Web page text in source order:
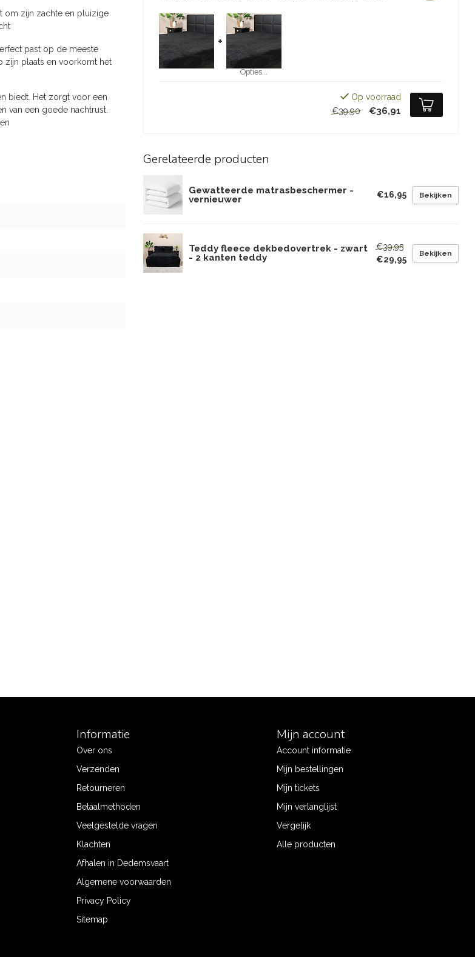
om zijn zachte en pluizige
past op de meeste
zijn plaats en voorkomt het
biedt. Het zorgt voor een
van een goede nachtrust.
+
Opties...
Op voorraad
€39,90
€36,91
Gerelateerde producten
Gewatteerde matrasbeschermer -
vernieuwer
€16,95 Bekijken
Teddy fleece dekbedovertrek - zwart
- 2 kanten teddy
€39,95
€29,95
Bekijken
Informatie
Over ons
Verzenden
Retourneren
Betaalmethoden
Veelgestelde vragen
Klachten
Afhalen in Dedemsvaart
Algemene voorwaarden
Privacy Policy
Sitemap
Mijn account
Account informatie
Mijn bestellingen
Mijn tickets
Mijn verlanglijst
Vergelijk
Alle producten